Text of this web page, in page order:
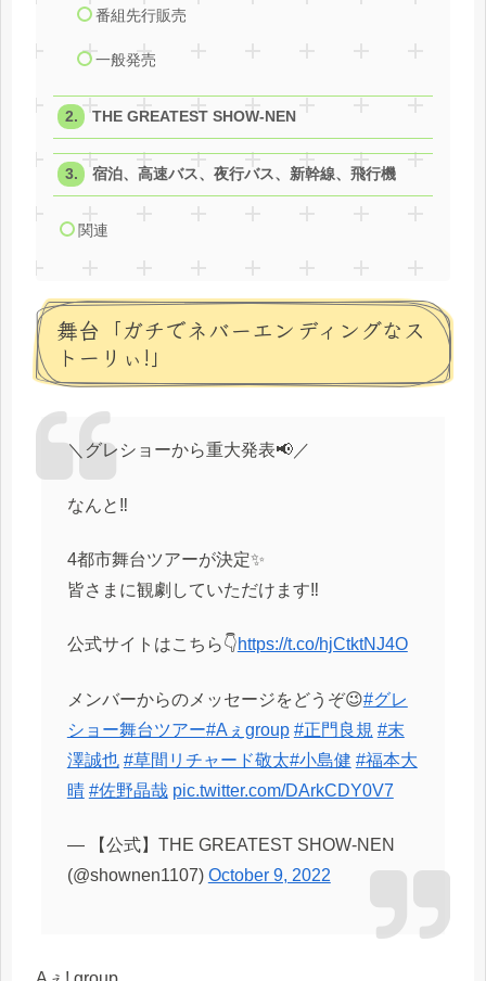
番組先行販売
一般発売
THE GREATEST SHOW-NEN
宿泊、高速バス、夜行バス、新幹線、飛行機
関連
舞台「ガチでネバーエンディングなス
トーリぃ!」
＼グレショーから重大発表📢／
なんと‼️
4都市舞台ツアーが決定✨
皆さまに観劇していただけます‼️
公式サイトはこちら👇https://t.co/hjCtktNJ4O
メンバーからのメッセージをどうぞ😉#グレ
ショー舞台ツアー#Aぇgroup #正門良規 #末
澤誠也 #草間リチャード敬太#小島健 #福本大
晴 #佐野晶哉 pic.twitter.com/DArkCDY0V7
— 【公式】THE GREATEST SHOW-NEN
(@shownen1107) October 9, 2022